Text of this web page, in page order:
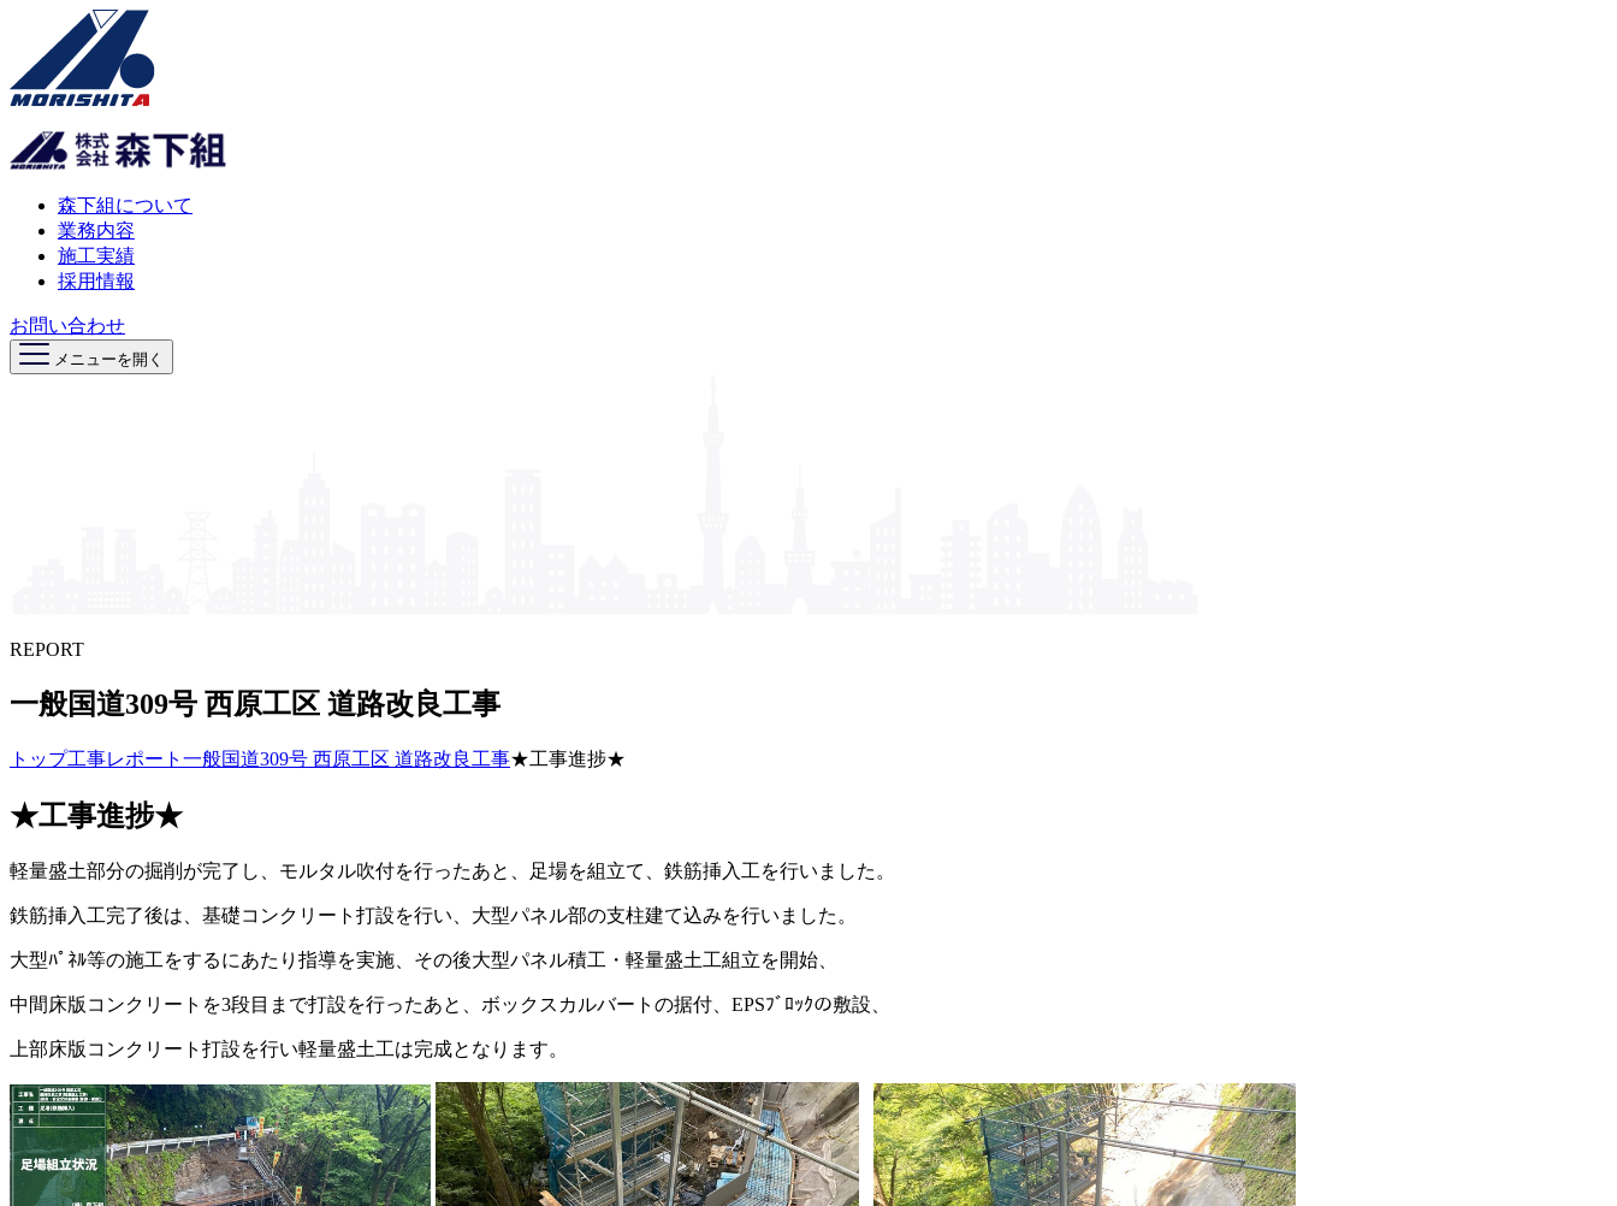
森下組について
業務内容
施工実績
採用情報
お問い合わせ
メニューを開く
REPORT
一般国道309号 西原工区 道路改良工事
トップ工事レポート 一般国道309号 西原工区 道路改良工事★工事進捗★
★工事進捗★
軽量盛土部分の掘削が完了し、モルタル吹付を行ったあと、足場を組立て、鉄筋挿入工を行いました。
鉄筋挿入工完了後は、基礎コンクリート打設を行い、大型パネル部の支柱建て込みを行いました。
大型ﾊﾟﾈﾙ等の施工をするにあたり指導を実施、その後大型パネル積工・軽量盛土工組立を開始、
中間床版コンクリートを3段目まで打設を行ったあと、ボックスカルバートの据付、EPSﾌﾞﾛｯｸの敷設、
上部床版コンクリート打設を行い軽量盛土工は完成となります。